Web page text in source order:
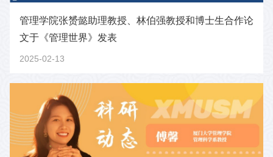
管理学院张赟懿助理教授、林伯强教授和博士生合作论
文于《管理世界》发表
2025-02-13